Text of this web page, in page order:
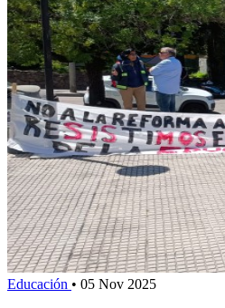
Educación • 05 Nov 2025